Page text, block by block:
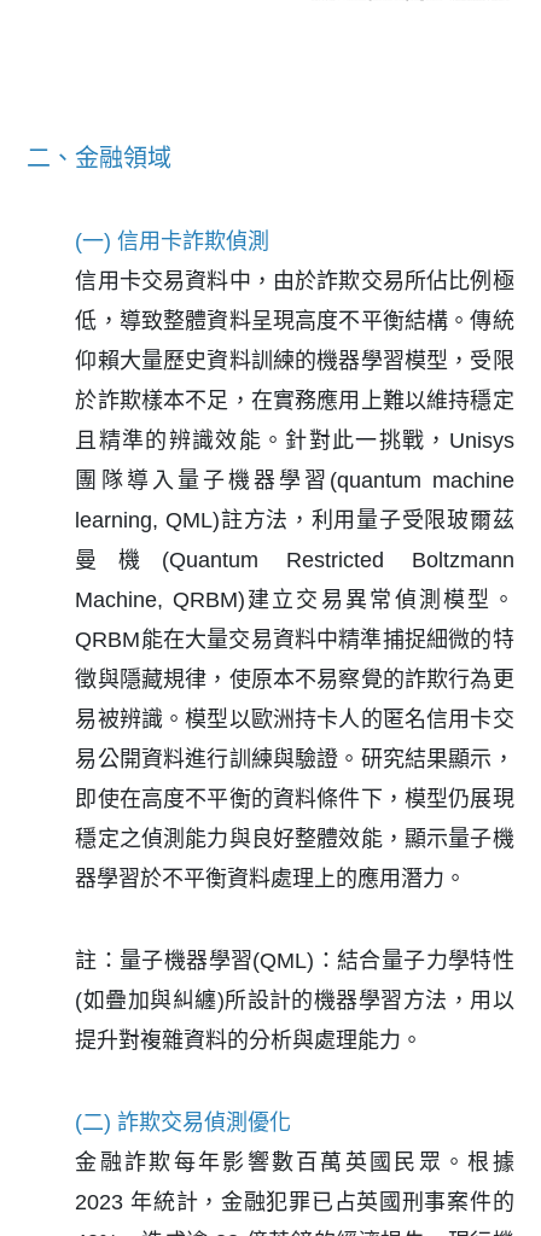
二、金融領域
(一) 信用卡詐欺偵測
信用卡交易資料中，由於詐欺交易所佔比例極
低，導致整體資料呈現高度不平衡結構。傳統
仰賴大量歷史資料訓練的機器學習模型，受限
於詐欺樣本不足，在實務應用上難以維持穩定
且精準的辨識效能。針對此一挑戰，Unisys
團隊導入量子機器學習(quantum machine
learning, QML)註方法，利用量子受限玻爾茲
曼機(Quantum Restricted Boltzmann
Machine, QRBM)建立交易異常偵測模型。
QRBM能在大量交易資料中精準捕捉細微的特
徵與隱藏規律，使原本不易察覺的詐欺行為更
易被辨識。模型以歐洲持卡人的匿名信用卡交
易公開資料進行訓練與驗證。研究結果顯示，
即使在高度不平衡的資料條件下，模型仍展現
穩定之偵測能力與良好整體效能，顯示量子機
器學習於不平衡資料處理上的應用潛力。
註：量子機器學習(QML)：結合量子力學特性
(如疊加與糾纏)所設計的機器學習方法，用以
提升對複雜資料的分析與處理能力。
(二) 詐欺交易偵測優化
金融詐欺每年影響數百萬英國民眾。根據
2023 年統計，金融犯罪已占英國刑事案件的